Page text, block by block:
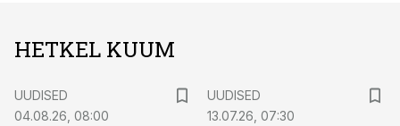
HETKEL KUUM
UUDISED
04.08.26, 08:00
UUDISED
13.07.26, 07:30